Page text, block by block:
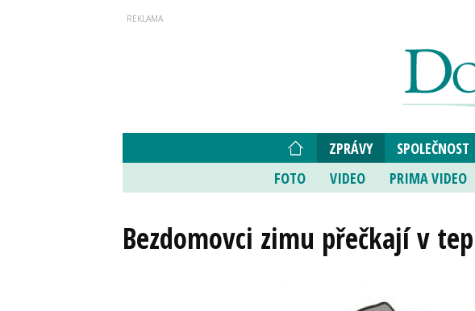
ZPRÁVY SPOLEČNOST
FOTO
VIDEO PRIMA VIDEO
Bezdomovci zimu přečkají v